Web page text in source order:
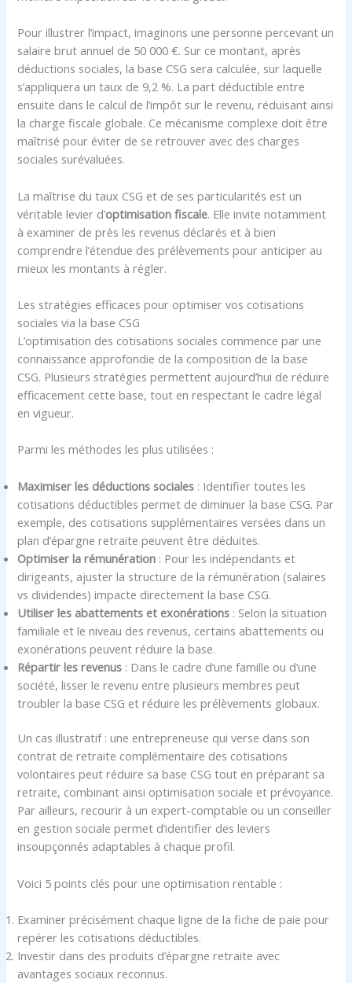
Pour illustrer l’impact, imaginons une personne percevant un
salaire brut annuel de 50 000 €. Sur ce montant, après
déductions sociales, la base CSG sera calculée, sur laquelle
s’appliquera un taux de 9,2 %. La part déductible entre
ensuite dans le calcul de l’impôt sur le revenu, réduisant ainsi
la charge fiscale globale. Ce mécanisme complexe doit être
maîtrisé pour éviter de se retrouver avec des charges
sociales surévaluées.
La maîtrise du taux CSG et de ses particularités est un
véritable levier d’optimisation fiscale. Elle invite notamment
à examiner de près les revenus déclarés et à bien
comprendre l’étendue des prélèvements pour anticiper au
mieux les montants à régler.
Les stratégies efficaces pour optimiser vos cotisations
sociales via la base CSG
L’optimisation des cotisations sociales commence par une
connaissance approfondie de la composition de la base
CSG. Plusieurs stratégies permettent aujourd’hui de réduire
efficacement cette base, tout en respectant le cadre légal
en vigueur.
Parmi les méthodes les plus utilisées :
Maximiser les déductions sociales : Identifier toutes les
cotisations déductibles permet de diminuer la base CSG. Par
exemple, des cotisations supplémentaires versées dans un
plan d’épargne retraite peuvent être déduites.
Optimiser la rémunération : Pour les indépendants et
dirigeants, ajuster la structure de la rémunération (salaires
vs dividendes) impacte directement la base CSG.
Utiliser les abattements et exonérations : Selon la situation
familiale et le niveau des revenus, certains abattements ou
exonérations peuvent réduire la base.
Répartir les revenus : Dans le cadre d’une famille ou d’une
société, lisser le revenu entre plusieurs membres peut
troubler la base CSG et réduire les prélèvements globaux.
Un cas illustratif : une entrepreneuse qui verse dans son
contrat de retraite complémentaire des cotisations
volontaires peut réduire sa base CSG tout en préparant sa
retraite, combinant ainsi optimisation sociale et prévoyance.
Par ailleurs, recourir à un expert-comptable ou un conseiller
en gestion sociale permet d’identifier des leviers
insoupçonnés adaptables à chaque profil.
Voici 5 points clés pour une optimisation rentable :
Examiner précisément chaque ligne de la fiche de paie pour
repérer les cotisations déductibles.
Investir dans des produits d’épargne retraite avec
avantages sociaux reconnus.